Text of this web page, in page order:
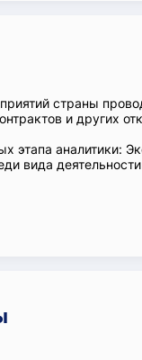
страны
и других
этапа аналитики:
вида